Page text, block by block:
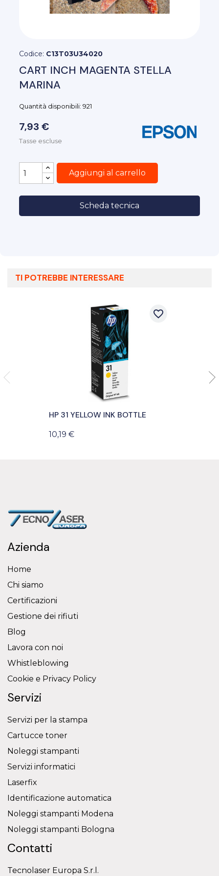
Codice: C13T03U34020
CART INCH MAGENTA STELLA
MARINA
Quantità disponibili: 921
7,93 €
Tasse escluse
Aggiungi al carrello
Scheda tecnica
TI POTREBBE INTERESSARE
favorite_border
HP 31 YELLOW INK BOTTLE
10,19 €
Azienda
Home
Chi siamo
Certificazioni
Gestione dei rifiuti
Blog
Lavora con noi
Whistleblowing
Cookie e Privacy Policy
Servizi
Servizi per la stampa
Cartucce toner
Noleggi stampanti
Servizi informatici
Laserfix
Identificazione automatica
Noleggi stampanti Modena
Noleggi stampanti Bologna
Contatti
Tecnolaser Europa S.r.l.